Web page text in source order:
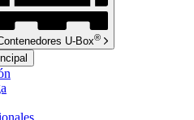
U-Box®